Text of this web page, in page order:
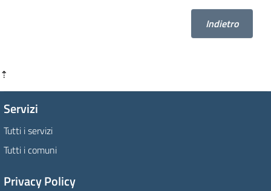
Indietro
⇡
Servizi
Tutti i servizi
Tutti i comuni
Privacy Policy